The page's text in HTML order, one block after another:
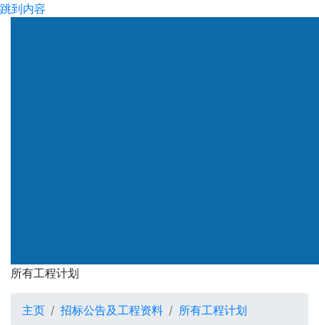
跳到内容
所有工程计划
主页 招标公告及工程资料 所有工程计划